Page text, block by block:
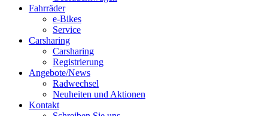
Fahrräder
e-Bikes
Service
Carsharing
Carsharing
Registrierung
Angebote/News
Radwechsel
Neuheiten und Aktionen
Kontakt